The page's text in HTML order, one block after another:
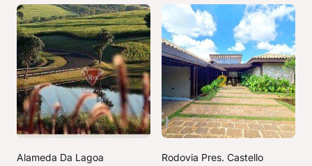
Alameda Da Lagoa
Rodovia Pres. Castello